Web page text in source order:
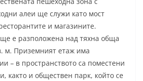
алеи ще служи като мост
и магазините.
е разположена над тяхна обща
м. Приземният етаж има
– в пространството са поместени
както и обществен парк, който се